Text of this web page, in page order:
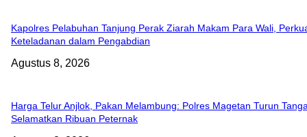
Kapolres Pelabuhan Tanjung Perak Ziarah Makam Para Wali,
Keteladanan dalam Pengabdian
Agustus 8, 2026
Harga Telur Anjlok, Pakan Melambung: Polres Magetan Turun
Selamatkan Ribuan Peternak